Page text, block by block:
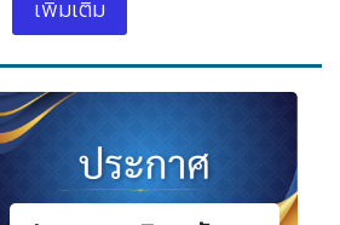
เพิ่มเติม